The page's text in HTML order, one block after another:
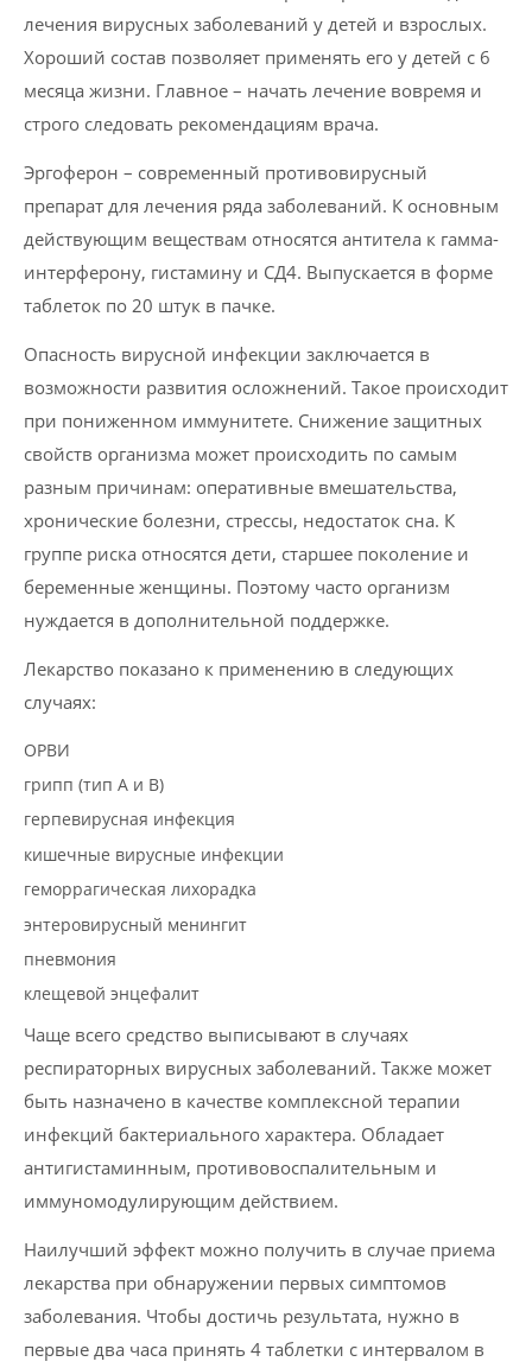
лечения вирусных заболеваний у детей и взрослых.
Хороший состав позволяет применять его у детей с 6
месяца жизни. Главное – начать лечение вовремя и
строго следовать рекомендациям врача.
Эргоферон – современный противовирусный
препарат для лечения ряда заболеваний. К основным
действующим веществам относятся антитела к гамма-
интерферону, гистамину и СД4. Выпускается в форме
таблеток по 20 штук в пачке.
Опасность вирусной инфекции заключается в
возможности развития осложнений. Такое происходит
при пониженном иммунитете. Снижение защитных
свойств организма может происходить по самым
разным причинам: оперативные вмешательства,
хронические болезни, стрессы, недостаток сна. К
группе риска относятся дети, старшее поколение и
беременные женщины. Поэтому часто организм
нуждается в дополнительной поддержке.
Лекарство показано к применению в следующих
случаях:
ОРВИ
грипп (тип А и В)
герпевирусная инфекция
кишечные вирусные инфекции
геморрагическая лихорадка
энтеровирусный менингит
пневмония
клещевой энцефалит
Чаще всего средство выписывают в случаях
респираторных вирусных заболеваний. Также может
быть назначено в качестве комплексной терапии
инфекций бактериального характера. Обладает
антигистаминным, противовоспалительным и
иммуномодулирующим действием.
Наилучший эффект можно получить в случае приема
лекарства при обнаружении первых симптомов
заболевания. Чтобы достичь результата, нужно в
первые два часа принять 4 таблетки с интервалом в